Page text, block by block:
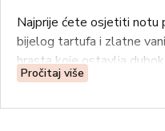
Najprije ćete osjetiti notu
bijelog tartufa i zlatne
hrasta koje ostavlja
profinjenog dojma
Pročitaj više